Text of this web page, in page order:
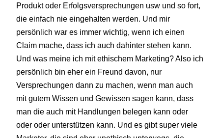
Produkt oder Erfolgsversprechungen usw und so fort,
die einfach nie eingehalten werden. Und mir
persönlich war es immer wichtig, wenn ich einen
Claim mache, dass ich auch dahinter stehen kann.
Und was meine ich mit ethischem Marketing? Also ich
persönlich bin eher ein Freund davon, nur
Versprechungen dann zu machen, wenn man auch
mit gutem Wissen und Gewissen sagen kann, dass
man die auch mit Handlungen belegen kann oder
oder oder unterstützen kann. Und es gibt super viele